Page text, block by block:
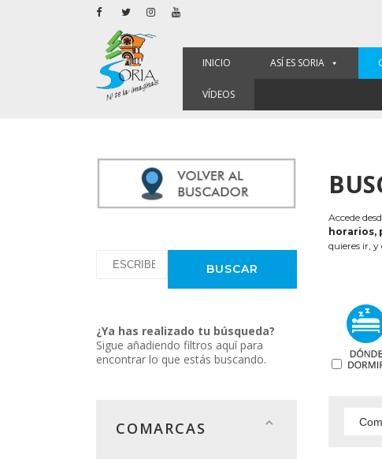
INICIO ASÍ ES SORIA
VÍDEOS
¿Ya has realizado tu búsqueda?
Sigue añadiendo filtros aquí para
encontrar lo que estás buscando.
COMARCAS
Accede
horarios,
quieres ir, y